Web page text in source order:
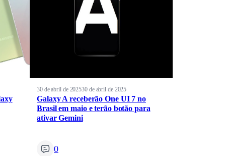
30 de abril de 202530 de abril de 2025
Galaxy A receberão One UI 7 no
Brasil em maio e terão botão para
ativar Gemini
0